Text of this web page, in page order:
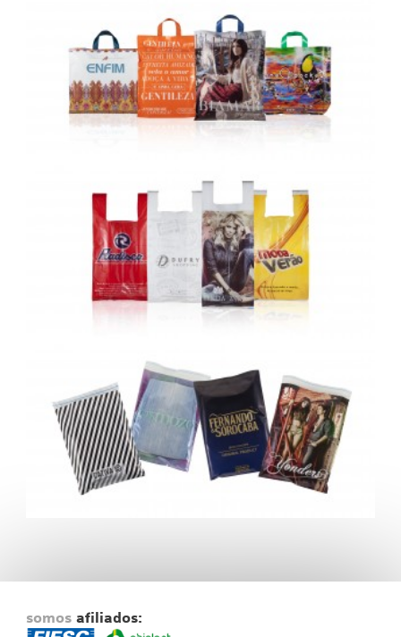
somos afiliados: